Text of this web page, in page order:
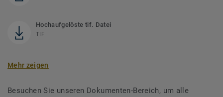
Hochaufgelöste tif. Datei
TIF
Mehr zeigen
Besuchen Sie unseren Dokumenten-Bereich, um alle